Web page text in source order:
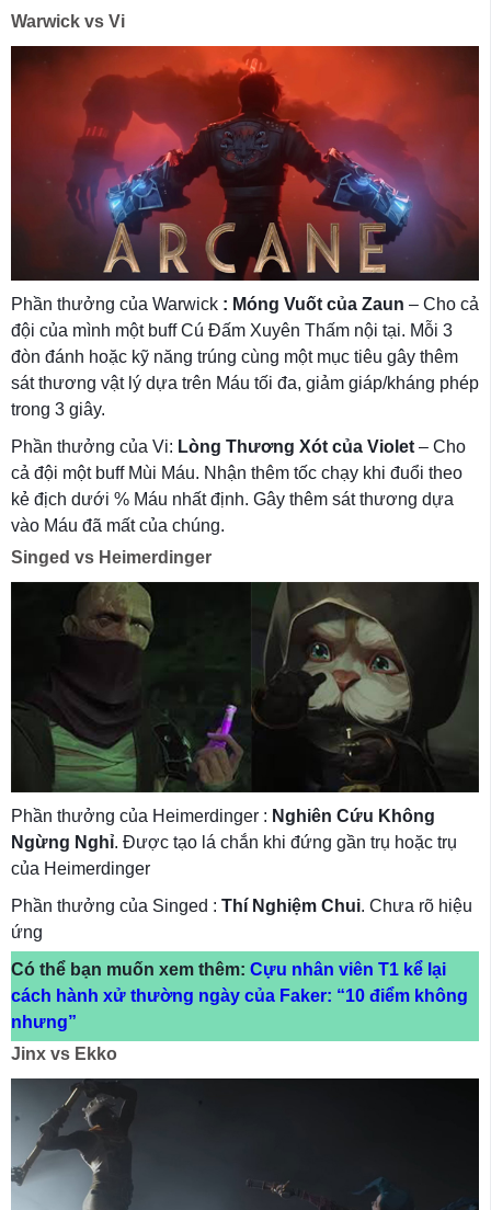
Warwick vs Vi
Phần thưởng của Warwick : Móng Vuốt của Zaun – Cho cả
đội của mình một buff Cú Đấm Xuyên Thấm nội tại. Mỗi 3
đòn đánh hoặc kỹ năng trúng cùng một mục tiêu gây thêm
sát thương vật lý dựa trên Máu tối đa, giảm giáp/kháng phép
trong 3 giây.
Phần thưởng của Vi: Lòng Thương Xót của Violet – Cho
cả đội một buff Mùi Máu. Nhận thêm tốc chạy khi đuổi theo
kẻ địch dưới % Máu nhất định. Gây thêm sát thương dựa
vào Máu đã mất của chúng.
Singed vs Heimerdinger
Phần thưởng của Heimerdinger : Nghiên Cứu Không
Ngừng Nghỉ. Được tạo lá chắn khi đứng gần trụ hoặc trụ
của Heimerdinger
Phần thưởng của Singed : Thí Nghiệm Chui. Chưa rõ hiệu
ứng
Có thể bạn muốn xem thêm: Cựu nhân viên T1 kể lại
cách hành xử thường ngày của Faker: “10 điểm không
nhưng”
Jinx vs Ekko